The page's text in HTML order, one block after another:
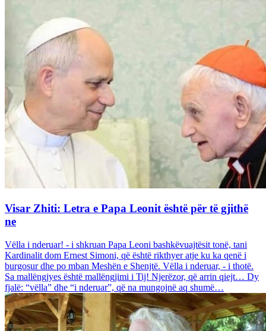
Visar Zhiti: Letra e Papa Leonit është për të gjithë
ne
Vëlla i nderuar! - i shkruan Papa Leoni bashkëvuajtësit tonë, tani
Kardinalit dom Ernest Simoni, që është rikthyer atje ku ka qenë i
burgosur dhe po mban Meshën e Shenjtë. Vëlla i nderuar, - i thotë.
Sa mallëngjyes është mallëngjimi i Tij! Njerëzor, që arrin qiejt… Dy
fjalë: “vëlla” dhe “i nderuar”, që na mungojnë aq shumë…